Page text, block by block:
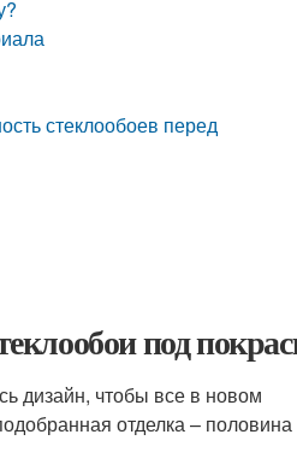
стеклообоев перед
под
дизайн, чтобы все в новом
отделка – половина